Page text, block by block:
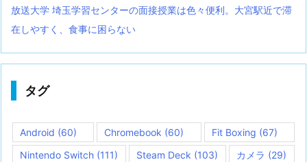
放送大学 埼玉学習センターの面接授業は色々便利。大宮駅近で滞
在しやすく、食事に困らない
タグ
Android (60) Chromebook (60) Fit Boxing (67)
Nintendo Switch (111) Steam Deck (103) カメラ (29)